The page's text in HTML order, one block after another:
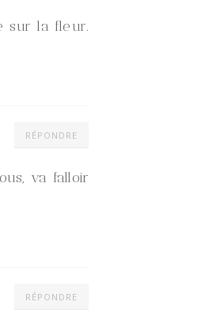
sur la fleur.
RÉPONDRE
va falloir
RÉPONDRE